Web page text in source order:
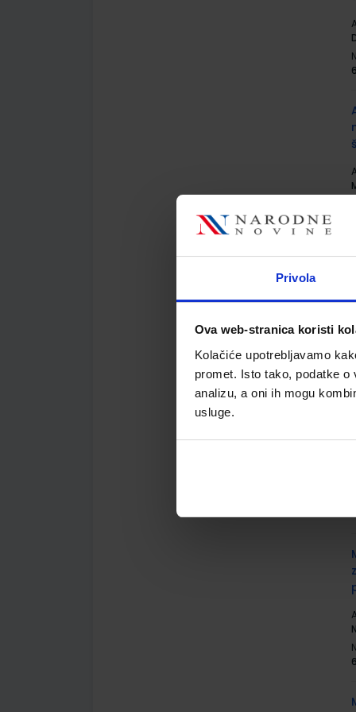
Privola
Ova web-stranica koristi
Kolačiće upotrebljavamo
promet. Isto tako, podatke
analizu, a oni ih mogu
usluge.